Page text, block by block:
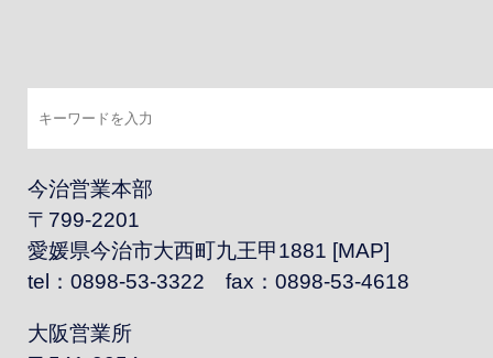
今治営業本部
〒799-2201
愛媛県今治市大西町九王甲1881 [MAP]
tel：0898-53-3322 fax：0898-53-4618
大阪営業所